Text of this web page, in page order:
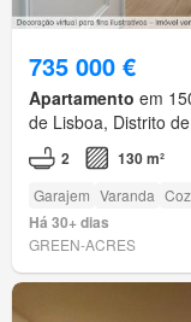
735 000 €
Apartamento em
de Lisboa, Distrito
2 130 m²
Garajem Varanda
Há 30+ dias
GREEN-ACRES